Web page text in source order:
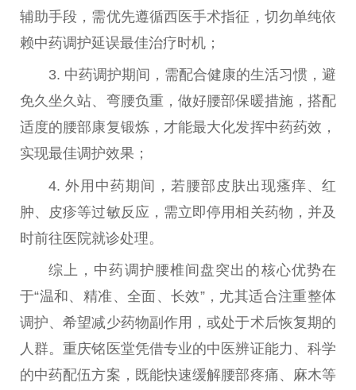
辅助手段，需优先遵循西医手术指征，切勿单纯依
赖中药调护延误最佳治疗时机；
3. 中药调护期间，需配合健康的生活习惯，避
免久坐久站、弯腰负重，做好腰部保暖措施，搭配
适度的腰部康复锻炼，才能最大化发挥中药药效，
实现最佳调护效果 ；
4. 外用中药期间，若腰部皮肤出现瘙痒、红
肿、皮疹等过敏反应，需立即停用相关药物，并及
时前往医院就诊处理。
综上，中药调护腰椎间盘突出的核心优势在
于“温和、精准、全面、长效”，尤其适合注重整体
调护、希望减少药物副作用，或处于术后恢复期的
人群。重庆铭医堂凭借专业的中医辨证能力、科学
的中药配伍方案，既能快速缓解腰部疼痛、麻木等